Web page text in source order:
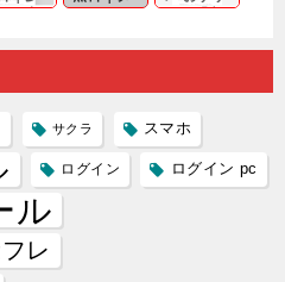
の内
る人に恋
雑で素人
サクラ スマホ
ログイン ログイン pc
ル
レ